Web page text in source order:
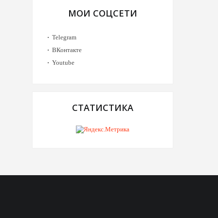
МОИ СОЦСЕТИ
Telegram
ВКонтакте
Youtube
СТАТИСТИКА